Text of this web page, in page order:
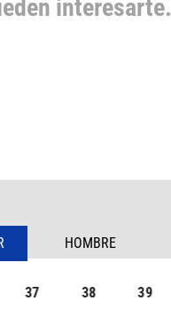
interesarte.
HOMBRE
37 38 39